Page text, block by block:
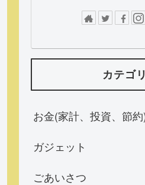
カテゴ
お金(家計、投資、節
ガジェット
ごあいさつ